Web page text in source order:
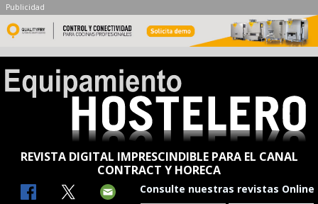
Publicidad
REVISTA DIGITAL IMPRESCINDIBLE PARA EL CANAL
CONTRACT Y HORECA
Consulte nuestras revistas Online